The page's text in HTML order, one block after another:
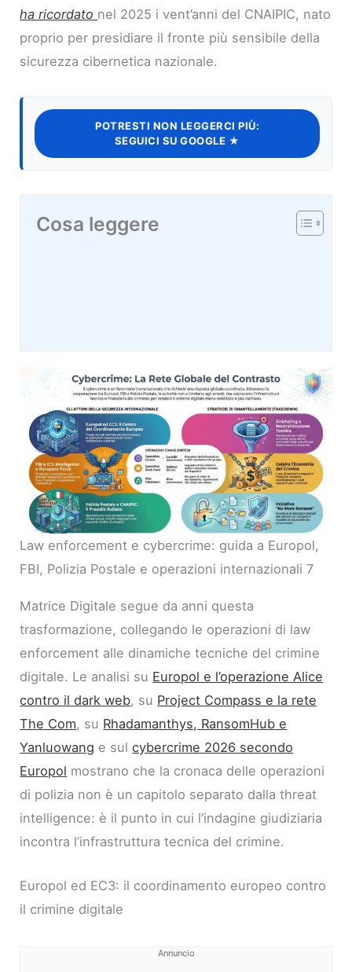
ha ricordato nel 2025 i vent’anni del CNAIPIC, nato
proprio per presidiare il fronte più sensibile della
sicurezza cibernetica nazionale.
POTRESTI NON LEGGERCI PIÙ:
SEGUICI SU GOOGLE ★
Cosa leggere
Law enforcement e cybercrime: guida a Europol,
FBI, Polizia Postale e operazioni internazionali 7
Matrice Digitale segue da anni questa
trasformazione, collegando le operazioni di law
enforcement alle dinamiche tecniche del crimine
digitale. Le analisi su Europol e l’operazione Alice
contro il dark web, su Project Compass e la rete
The Com, su Rhadamanthys, RansomHub e
Yanluowang e sulcybercrime 2026 secondo
Europol mostrano che la cronaca delle operazioni
di polizia non è un capitolo separato dalla threat
intelligence: è il punto in cui l’indagine giudiziaria
incontra l’infrastruttura tecnica del crimine.
Europol ed EC3: il coordinamento europeo contro
il crimine digitale
Annuncio